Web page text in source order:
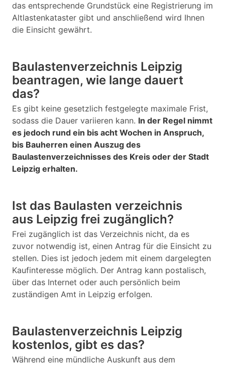
das entsprechende Grundstück eine Registrierung im
Altlastenkataster gibt und anschließend wird Ihnen
die Einsicht gewährt.
Baulastenverzeichnis Leipzig
beantragen, wie lange dauert
das?
Es gibt keine gesetzlich festgelegte maximale Frist,
sodass die Dauer variieren kann. In der Regel nimmt
es jedoch rund ein bis acht Wochen in Anspruch,
bis Bauherren einen Auszug des
Baulastenverzeichnisses des Kreis oder der Stadt
Leipzig erhalten.
Ist das Baulasten verzeichnis
aus Leipzig frei zugänglich?
Frei zugänglich ist das Verzeichnis nicht, da es
zuvor notwendig ist, einen Antrag für die Einsicht zu
stellen. Dies ist jedoch jedem mit einem dargelegten
Kaufinteresse möglich. Der Antrag kann postalisch,
über das Internet oder auch persönlich beim
zuständigen Amt in Leipzig erfolgen.
Baulastenverzeichnis Leipzig
kostenlos, gibt es das?
Während eine mündliche Auskunft aus dem